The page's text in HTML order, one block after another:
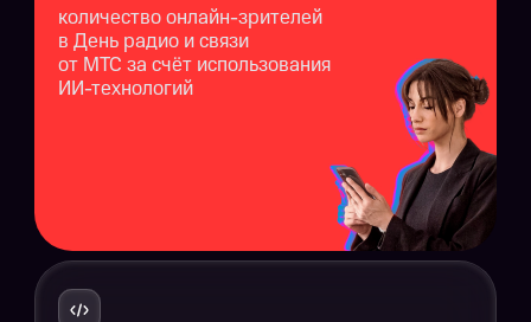
количество онлайн-зрителей
в День радио и связи
от МТС за счёт использования
ИИ-технологий